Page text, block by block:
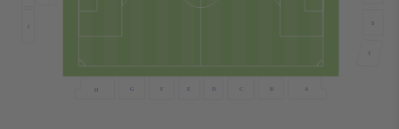
H G F E D C B A
T
S